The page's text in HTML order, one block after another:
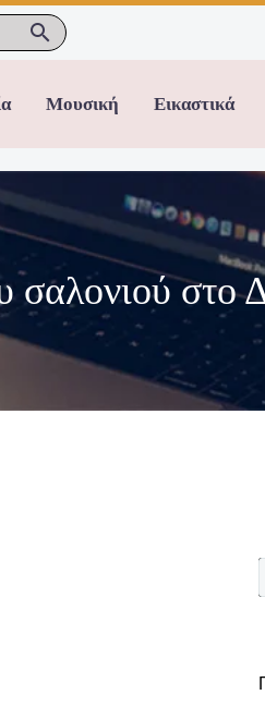
Μουσική Εικαστικά
σαλονιού στο